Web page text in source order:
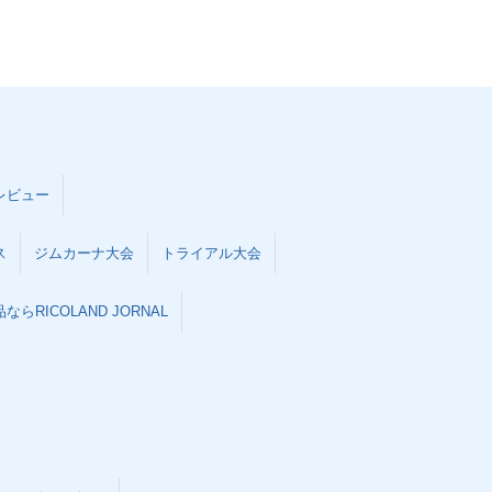
ビュー
ジムカーナ大会 トライアル大会
ならRICOLAND JORNAL